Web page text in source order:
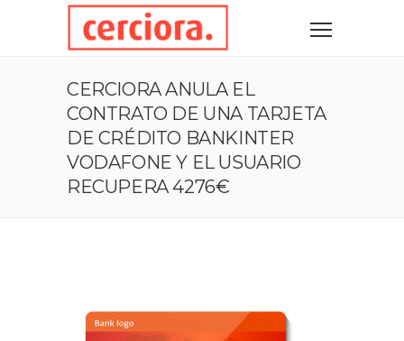
CERCIORA ANULA EL
CONTRATO DE UNA TARJETA
DE CRÉDITO BANKINTER
VODAFONE Y EL USUARIO
RECUPERA 4276€